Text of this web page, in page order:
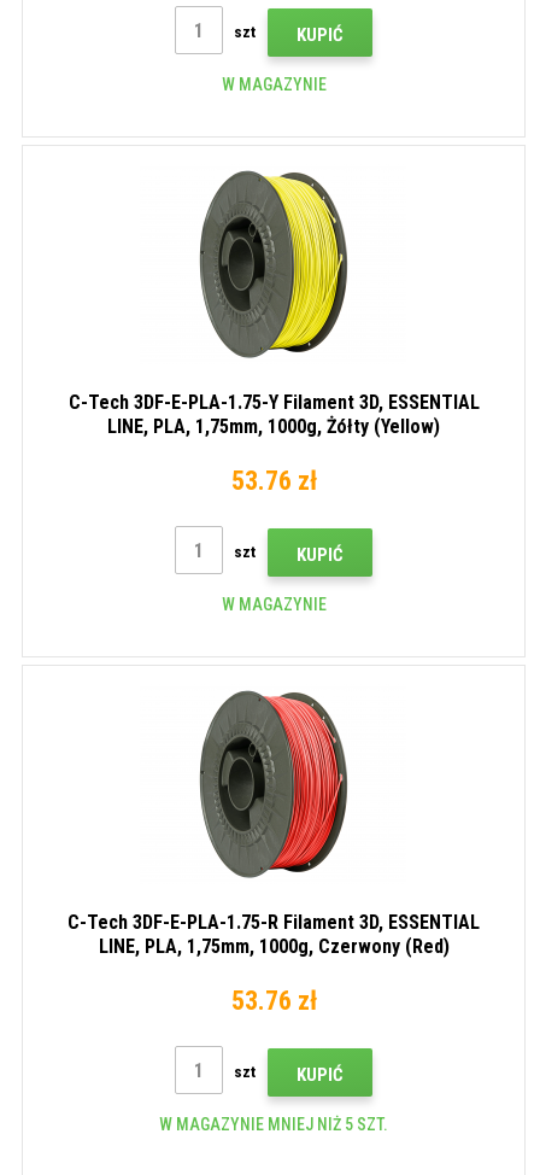
szt KUPIĆ
W MAGAZYNIE
C-Tech 3DF-E-PLA-1.75-Y Filament 3D, ESSENTIAL
LINE, PLA, 1,75mm, 1000g, Żółty (Yellow)
53.76 zł
szt KUPIĆ
W MAGAZYNIE
C-Tech 3DF-E-PLA-1.75-R Filament 3D, ESSENTIAL
LINE, PLA, 1,75mm, 1000g, Czerwony (Red)
53.76 zł
szt KUPIĆ
W MAGAZYNIE MNIEJ NIŻ 5 SZT.